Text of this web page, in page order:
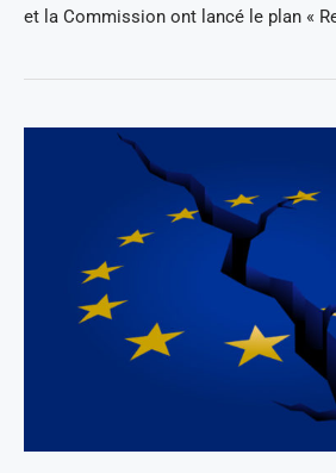
et la Commission ont lancé le plan «